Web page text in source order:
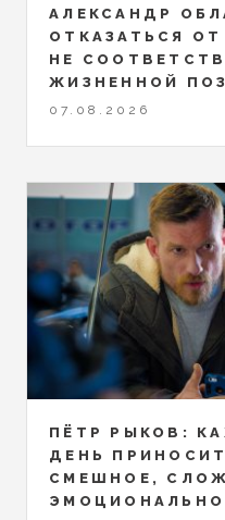
АЛЕКСАНДР
ОТКАЗАТЬСЯ
НЕ
ЖИЗНЕННОЙ
07.08.2026
ПЁТР РЫКОВ:
ДЕНЬ
СМЕШНОЕ,